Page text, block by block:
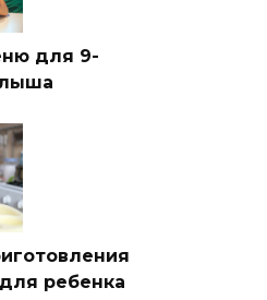
для 9-
ребенка